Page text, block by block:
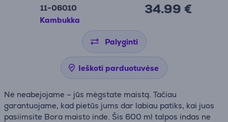
11-06010
Kambukka
34.99 €
Palyginti
Ieškoti parduotuvėse
Nė neabejojame – jūs mėgstate maistą. Tačiau
garantuojame, kad pietūs jums dar labiau patiks, kai juos
pasiimsite Bora maisto inde. Šis 600 ml talpos indas ne